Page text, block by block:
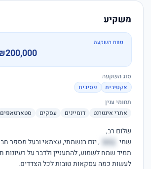
משקיע
טווח השקעה
סוג השקעה
אקטיבית
פסיבית
תחומי ענין
אתרי אינטרנט
דומיינים עסקים סטארטאפים
שמי במס